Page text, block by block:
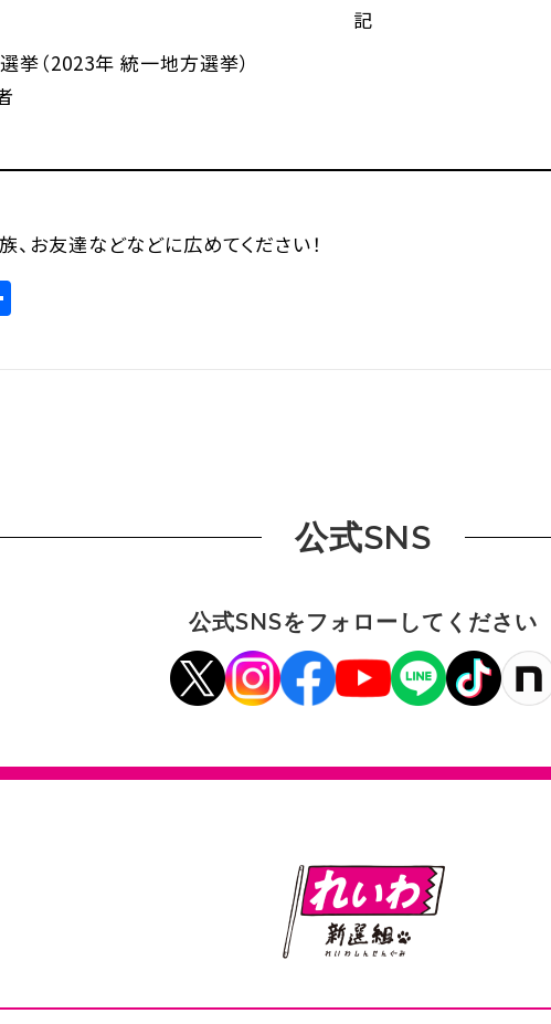
記
挙（2023年 統一地方選挙）
お友達などなどに広めてください！
公式SNS
公式SNSをフォローしてください